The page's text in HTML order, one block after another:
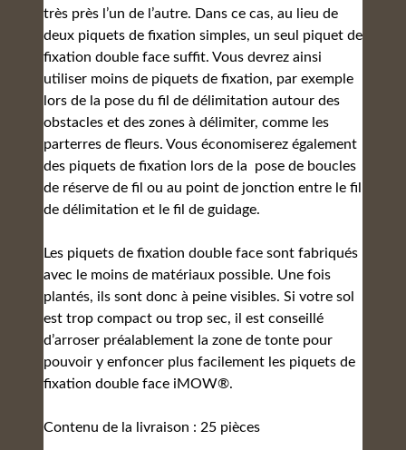
très près l’un de l’autre. Dans ce cas, au lieu de
deux piquets de fixation simples, un seul piquet de
fixation double face suffit. Vous devrez ainsi
utiliser moins de piquets de fixation, par exemple
lors de la pose du fil de délimitation autour des
obstacles et des zones à délimiter, comme les
parterres de fleurs. Vous économiserez également
des piquets de fixation lors de la pose de boucles
de réserve de fil ou au point de jonction entre le fil
de délimitation et le fil de guidage.
Les piquets de fixation double face sont fabriqués
avec le moins de matériaux possible. Une fois
plantés, ils sont donc à peine visibles. Si votre sol
est trop compact ou trop sec, il est conseillé
d’arroser préalablement la zone de tonte pour
pouvoir y enfoncer plus facilement les piquets de
fixation double face iMOW®.
Contenu de la livraison : 25 pièces